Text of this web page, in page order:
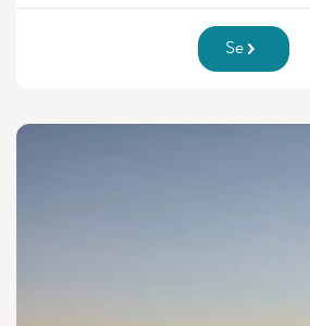
Se